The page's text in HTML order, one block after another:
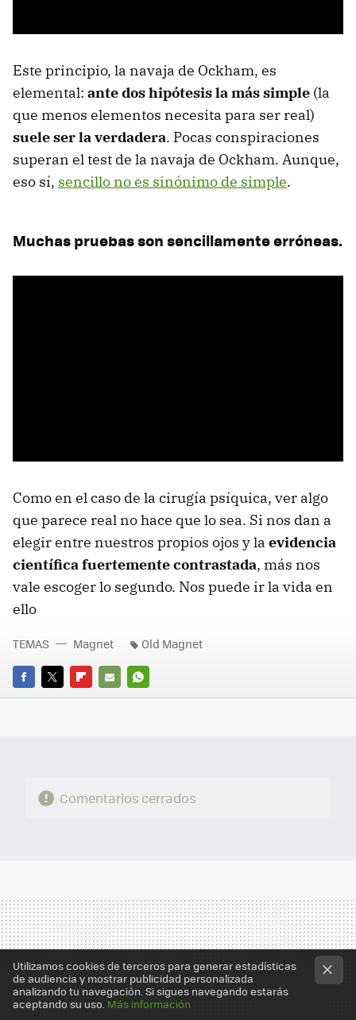
Este principio, la navaja de Ockham, es
elemental: ante dos hipótesis la más simple (la
que menos elementos necesita para ser real)
suele ser la verdadera. Pocas conspiraciones
superan el test de la navaja de Ockham. Aunque,
eso sí, sencillo no es sinónimo de simple.
Muchas pruebas son sencillamente erróneas.
Como en el caso de la cirugía psíquica, ver algo
que parece real no hace que lo sea. Si nos dan a
elegir entre nuestros propios ojos y la evidencia
científica fuertemente contrastada, más nos
vale escoger lo segundo. Nos puede ir la vida en
ello
FACEBOOK
TWITTERFLIPBOARD
E-
WHATSAPP
TEMAS Magnet Old Magnet
Comentarios cerrados
Utilizamos cookies de terceros para generar estadísticas
de audiencia y mostrar publicidad personalizada
analizando tu navegación. Si sigues navegando estarás
aceptando su uso. Más información